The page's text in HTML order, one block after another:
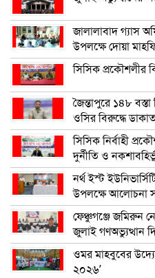
জালালাবাদ গ্যাস
উপলক্ষে দোয়া
সিসিক প্রকৌশলীর
জৈন্তাপুরে ১৪৮ বস্তা
ওসির বিরুদ্ধে
সিসিক নির্বাহী
দুর্নীতি ও
নর্থ ইস্ট
উপলক্ষে আলোচনা
ফেঞ্চুগঞ্জে জমিরুন
জুলাই গণঅভ্যুত্থান
ওমর মাহবুবের
২০২৬’